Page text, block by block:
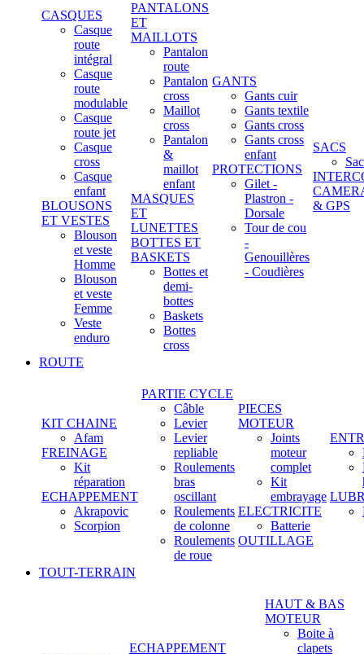
CASQUES
Casque
route
intégral
Casque
route
modulable
Casque
route jet
Casque
cross
Casque
enfant
BLOUSONS
ET VESTES
Blouson
et veste
Homme
Blouson
et veste
Femme
Veste
enduro
PANTALONS
ET
MAILLOTS
Pantalon
route
Pantalon
cross
Maillot
cross
Pantalon
&
maillot
enfant
MASQUES
ET
LUNETTES
BOTTES ET
BASKETS
Bottes et
demi-
bottes
Baskets
Bottes
cross
GANTS
Gants cuir
Gants textile
Gants cross
Gants cross
enfant
PROTECTIONS
Gilet -
Plastron -
Dorsale
Tour de cou
-
Genouillères
- Coudières
SACS
& GPS
ROUTE
KIT CHAINE
Afam
FREINAGE
Kit
réparation
ECHAPPEMENT
Akrapovic
Scorpion
PARTIE CYCLE
Câble
Levier
Levier
repliable
Roulements
bras
oscillant
Roulements
de colonne
Roulements
de roue
PIECES
MOTEUR
Joints
moteur
complet
Kit
embrayage
ELECTRICITE
Batterie
OUTILLAGE
TOUT-TERRAIN
ECHAPPEMENT
HAUT & BAS
MOTEUR
Boite à
clapets